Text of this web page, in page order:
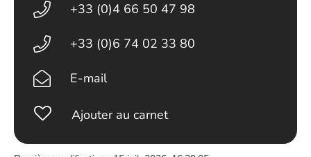
+33 (0)4 66 50 47 98
+33 (0)6 74 02 33 80
E-mail
Ajouter au carnet